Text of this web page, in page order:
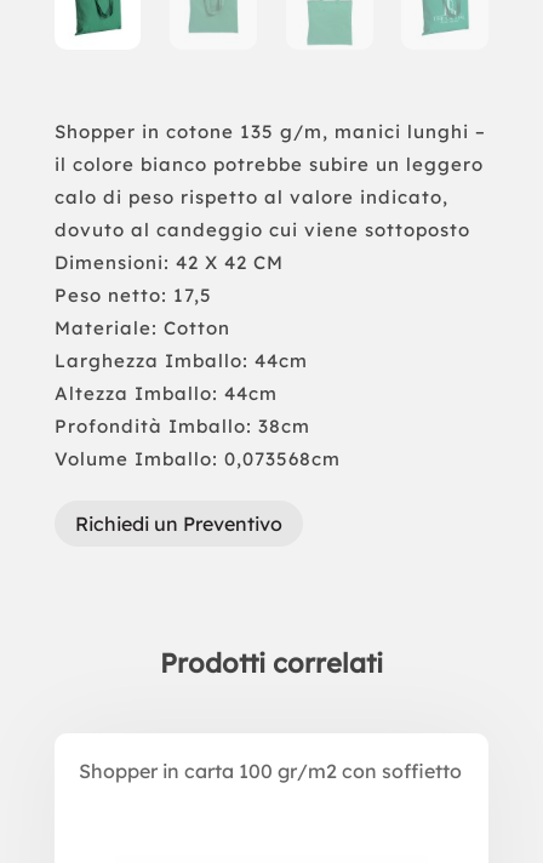
Shopper in cotone 135 g/m, manici lunghi –
il colore bianco potrebbe subire un leggero
calo di peso rispetto al valore indicato,
dovuto al candeggio cui viene sottoposto
Dimensioni: 42 X 42 CM
Peso netto: 17,5
Materiale: Cotton
Larghezza Imballo: 44cm
Altezza Imballo: 44cm
Profondità Imballo: 38cm
Volume Imballo: 0,073568cm
Richiedi un Preventivo
Prodotti correlati
Shopper in carta 100 gr/m2 con soffietto